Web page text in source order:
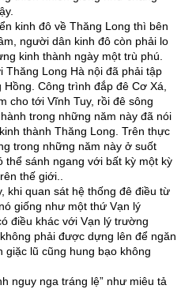
kinh đô về Thăng Long thì bên
người dân kinh đô còn phải lo
kinh thành ngày một trù phú.
Thăng Long Hà nội đã phải tập
Công trình đắp đê Cơ Xá,
cho tới Vĩnh Tuy, rồi đê sông
trong những năm này đã nói
thành Thăng Long. Trên thực
trong những năm này ở suốt
thể sánh ngang với bất kỳ một kỳ
thế giới..
khi quan sát hệ thống đê điều từ
giống như một thứ Vạn lý
điều khác với Vạn lý trường
phải được dựng lên để ngăn
giặc lũ cũng hung bạo không
nguy nga tráng lệ” như miêu tả